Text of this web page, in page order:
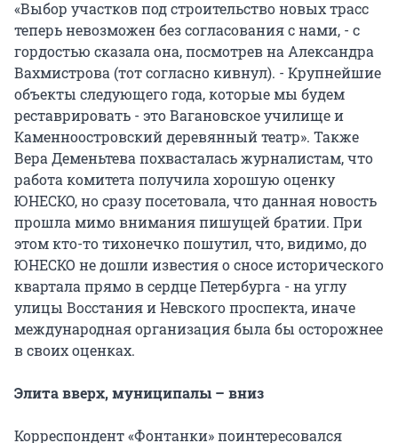
«Выбор участков под строительство новых трасс
теперь невозможен без согласования с нами, - с
гордостью сказала она, посмотрев на Александра
Вахмистрова (тот согласно кивнул). - Крупнейшие
объекты следующего года, которые мы будем
реставрировать - это Вагановское училище и
Каменноостровский деревянный театр». Также
Вера Деменьтева похвасталась журналистам, что
работа комитета получила хорошую оценку
ЮНЕСКО, но сразу посетовала, что данная новость
прошла мимо внимания пишущей братии. При
этом кто-то тихонечко пошутил, что, видимо, до
ЮНЕСКО не дошли известия о сносе исторического
квартала прямо в сердце Петербурга - на углу
улицы Восстания и Невского проспекта, иначе
международная организация была бы осторожнее
в своих оценках.
Элита вверх, муниципалы – вниз
Корреспондент «Фонтанки» поинтересовался